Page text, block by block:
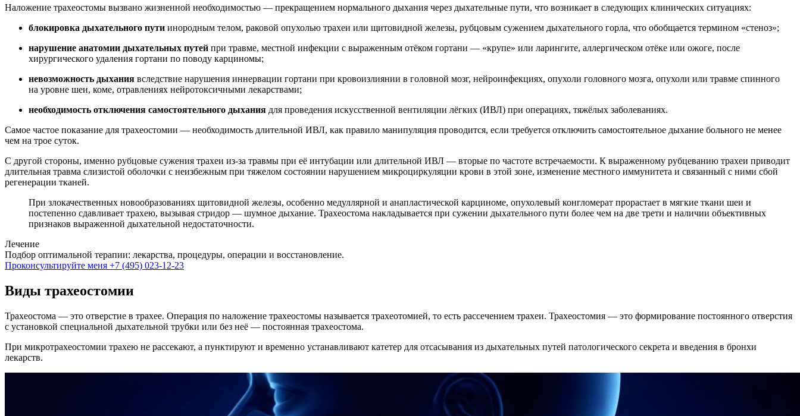
Наложение трахеостомы вызвано жизненной необходимостью — прекращением нормального дыхания через дыхательные пути, что возникает в следующих клинических ситуациях:
блокировка дыхательного пути инородным телом, раковой опухолью трахеи или щитовидной железы, рубцовым сужением дыхательного горла, что обобщается термином «стеноз»;
нарушение анатомии дыхательных путей при травме, местной инфекции с выраженным отёком гортани — «крупе» или ларингите, аллергическом отёке или ожоге, после
хирургического удаления гортани по поводу карциномы;
невозможность дыхания вследствие нарушения иннервации гортани при кровоизлиянии в головной мозг, нейроинфекциях, опухоли головного мозга, опухоли или травме спинного
на уровне шеи, коме, отравлениях нейротоксичными лекарствами;
необходимость отключения самостоятельного дыхания для проведения искусственной вентиляции лёгких (ИВЛ) при операциях, тяжёлых заболеваниях.
Самое частое показание для трахеостомии — необходимость длительной ИВЛ, как правило манипуляция проводится, если требуется отключить самостоятельное дыхание больного не менее
чем на трое суток.
С другой стороны, именно рубцовые сужения трахеи из-за травмы при её интубации или длительной ИВЛ — вторые по частоте встречаемости. К выраженному рубцеванию трахеи приводит
длительная травма слизистой оболочки с неизбежным при тяжелом состоянии нарушением микроциркуляции крови в этой зоне, изменение местного иммунитета и связанный с ними сбой
регенерации тканей.
При злокачественных новообразованиях щитовидной железы, особенно медуллярной и анапластической карциноме, опухолевый конгломерат прорастает в мягкие ткани шеи и
постепенно сдавливает трахею, вызывая стридор — шумное дыхание. Трахеостома накладывается при сужении дыхательного пути более чем на две трети и наличии объективных
признаков выраженной дыхательной недостаточности.
Лечение
Подбор оптимальной терапии: лекарства, процедуры, операции и восстановление.
Проконсультируйте меня +7 (495) 023-12-23
Виды трахеостомии
Трахеостома — это отверстие в трахее. Операция по наложение трахеостомы называется трахеотомией, то есть рассечением трахеи. Трахеостомия — это формирование постоянного отверстия
с установкой специальной дыхательной трубки или без неё — постоянная трахеостома.
При микротрахеостомии трахею не рассекают, а пунктируют и временно устанавливают катетер для отсасывания из дыхательных путей патологического секрета и введения в бронхи
лекарств.